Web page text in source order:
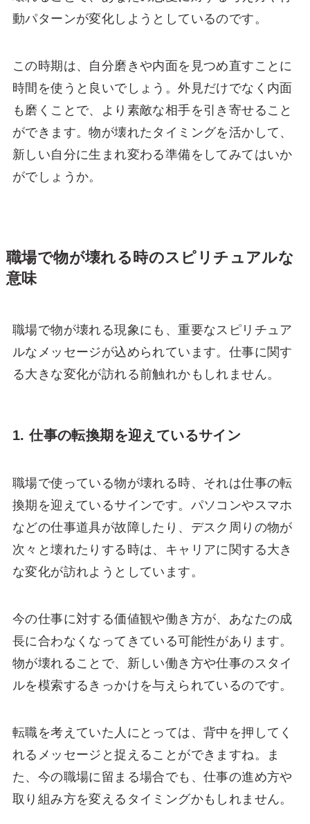
動パターンが変化しようとしているのです。
この時期は、自分磨きや内面を見つめ直すことに
時間を使うと良いでしょう。外見だけでなく内面
も磨くことで、より素敵な相手を引き寄せること
ができます。物が壊れたタイミングを活かして、
新しい自分に生まれ変わる準備をしてみてはいか
がでしょうか。
職場で物が壊れる時のスピリチュアルな
意味
職場で物が壊れる現象にも、重要なスピリチュア
ルなメッセージが込められています。仕事に関す
る大きな変化が訪れる前触れかもしれません。
1. 仕事の転換期を迎えているサイン
職場で使っている物が壊れる時、それは仕事の転
換期を迎えているサインです。パソコンやスマホ
などの仕事道具が故障したり、デスク周りの物が
次々と壊れたりする時は、キャリアに関する大き
な変化が訪れようとしています。
今の仕事に対する価値観や働き方が、あなたの成
長に合わなくなってきている可能性があります。
物が壊れることで、新しい働き方や仕事のスタイ
ルを模索するきっかけを与えられているのです。
転職を考えていた人にとっては、背中を押してく
れるメッセージと捉えることができますね。ま
た、今の職場に留まる場合でも、仕事の進め方や
取り組み方を変えるタイミングかもしれません。